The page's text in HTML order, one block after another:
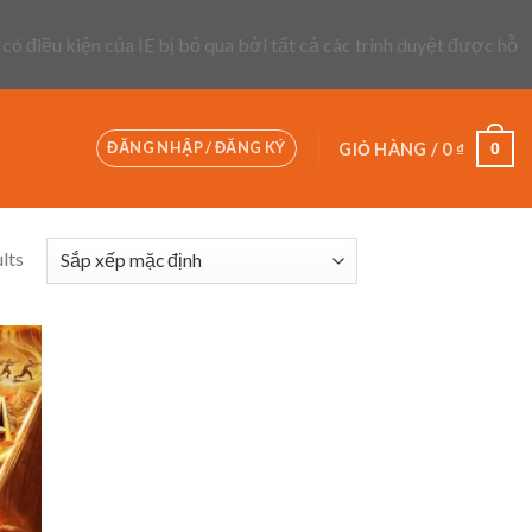
điều kiện của IE bị bỏ qua bởi tất cả các trình duyệt được hỗ
ĐĂNG NHẬP / ĐĂNG KÝ GIỎ HÀNG / 0 ₫ 0